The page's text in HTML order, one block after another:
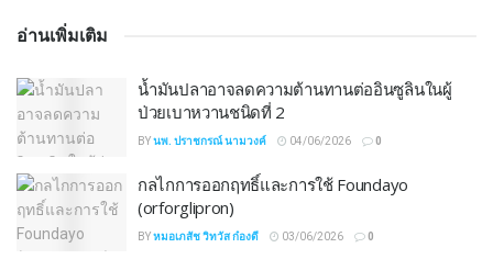
อ่านเพิ่มเติม
น้ำมันปลาอาจลดความต้านทานต่ออินซูลินในผู้
ป่วยเบาหวานชนิดที่ 2
BYนพ. ปราชกรณ์ นามวงค์ 04/06/2026 0
กลไกการออกฤทธิ์และการใช้ Foundayo
(orforglipron)
BYหมอเภสัช วิทวัส ก๋องดี 03/06/2026 0